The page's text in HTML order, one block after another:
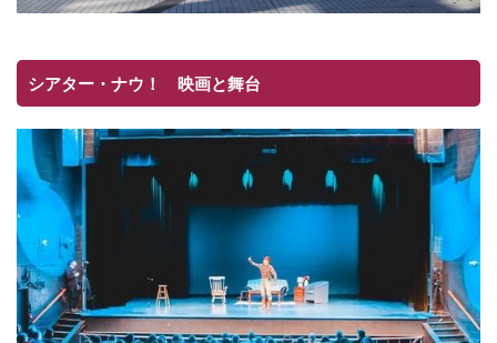
シアター・ナウ！ 映画と舞台